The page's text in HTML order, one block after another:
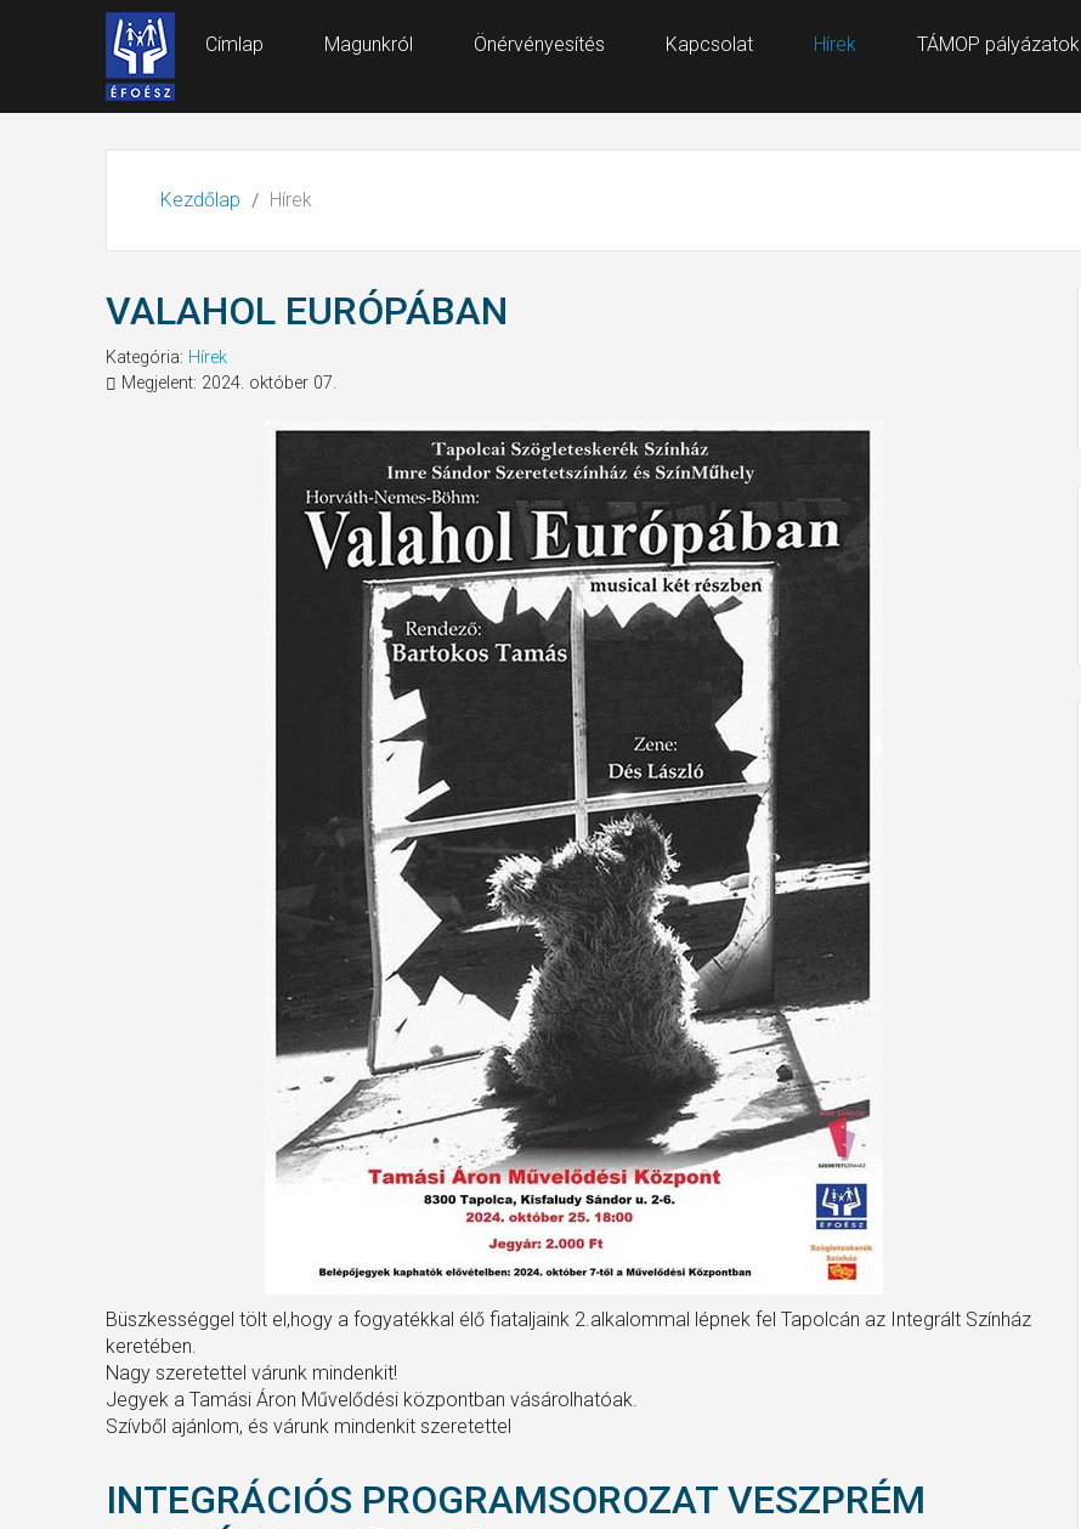
Címlap Magunkról Önérvényesítés Kapcsolat Hírek TÁMOP pályázatok
Kezdőlap Hírek
VALAHOL EURÓPÁBAN
Kategória: Hírek
Megjelent: 2024. október 07.
Büszkességgel tölt el,hogy a fogyatékkal élő fiataljaink 2.alkalommal lépnek fel Tapolcán az Integrált Színház
keretében.
Nagy szeretettel várunk mindenkit!
Jegyek a Tamási Áron Művelődési központban vásárolhatóak.
Szívből ajánlom, és várunk mindenkit szeretettel
INTEGRÁCIÓS PROGRAMSOROZAT VESZPRÉM